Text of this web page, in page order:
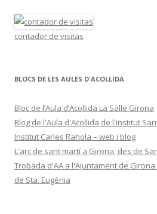
contador de visitas
BLOCS DE LES AULES D'ACOLLIDA
Bloc de l’Aula d’Acollida La Salle Girona
Blog de l'Aula d'Acollida de l'institut
Institut Carles Rahola – web i blog
L'arc de sant martí a Girona, des de
Trobada d'AA a l'Ajuntament de Girona
de Sta. Eugènia